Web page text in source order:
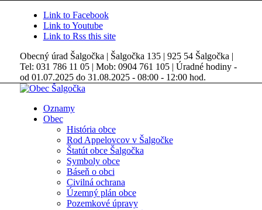
Link to Facebook
Link to Youtube
Link to Rss this site
Obecný úrad Šalgočka | Šalgočka 135 | 925 54 Šalgočka |
Tel: 031 786 11 05 | Mob: 0904 761 105 | Úradné hodiny -
od 01.07.2025 do 31.08.2025 - 08:00 - 12:00 hod.
Oznamy
Obec
História obce
Rod Appelovcov v Šalgočke
Štatút obce Šalgočka
Symboly obce
Báseň o obci
Civilná ochrana
Územný plán obce
Pozemkové úpravy